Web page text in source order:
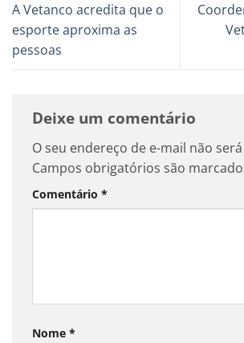
A Vetanco acredita que o
esporte aproxima as
pessoas
Deixe um comentário
O seu endereço de e-mail não
Campos obrigatórios são
Comentário *
Nome *